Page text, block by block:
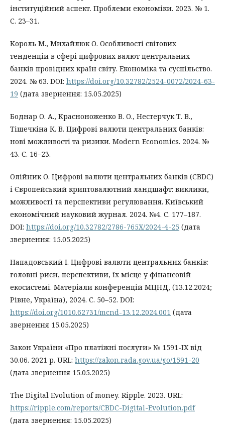
інституційний аспект. Проблеми економіки. 2023. № 1.
С. 23–31.
Король М., Михайлюк О. Особливості світових
тенденцій в сфері цифрових валют центральних
банків провідних країн світу. Економіка та суспільство.
2024. № 63. DOI: https://doi.org/10.32782/2524-0072/2024-63-
19 (дата звернення: 15.05.2025)
Боднар О. А., Красноноженко В. О., Нестерчук Т. В.,
Тішечкіна К. В. Цифрові валюти центральних банків:
нові можливості та ризики. Modern Economics. 2024. №
43. С. 16–23.
Олійник О. Цифрові валюти центральних банків (CBDC)
і Європейський криптовалютний ландшафт: виклики,
можливості та перспективи регулювання. Київський
економічний науковий журнал. 2024. №4. С. 177–187.
DOI: https://doi.org/10.32782/2786-765X/2024-4-25 (дата
звернення: 15.05.2025)
Нападовський І. Цифрові валюти центральних банків:
головні риси, перспективи, їх місце у фінансовій
екосистемі. Матеріали конференцій МЦНД, (13.12.2024;
Рівне, Україна), 2024. С. 50–52. DOI:
https://doi.org/1010.62731/mcnd-13.12.2024.001 (дата
звернення 15.05.2025)
Закон України «Про платіжні послуги» № 1591-IX від
30.06. 2021 р. URL: https://zakon.rada.gov.ua/go/1591-20
(дата звернення 15.05.2025)
The Digital Evolution of money. Ripple. 2023. URL:
https://ripple.com/reports/CBDC-Digital-Evolution.pdf
(дата звернення: 15.05.2025)